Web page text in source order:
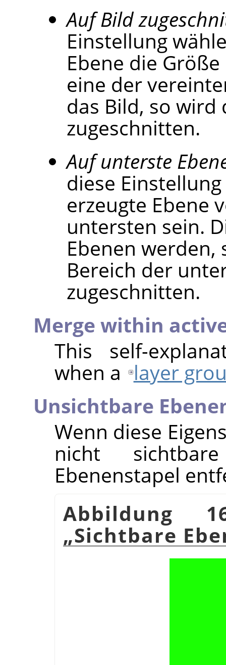
Auf Bild
Einstellung
Ebene die
eine der
das Bild, so wird
zugeschnitten.
Auf unterste
diese
erzeugte Ebene
untersten sein.
Ebenen
Bereich der
zugeschnitten.
Merge within
This self-
when a layer
Unsichtbare
Wenn diese
nicht
Ebenenstapel
Abbildung
„Sichtbare